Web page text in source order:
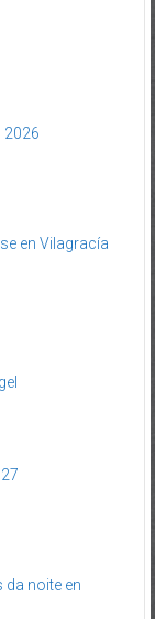
2026
en Vilagracía
da noite en